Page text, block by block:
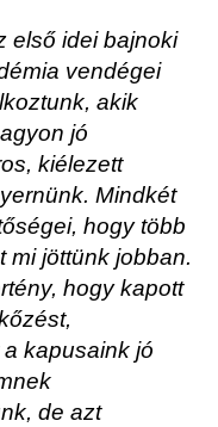
első idei bajnoki
vendégei
akik
jó
kiélezett
Mindkét
hogy több
mi jöttünk jobban.
hogy kapott
kapusaink jó
de azt